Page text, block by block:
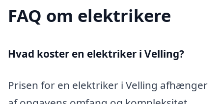
FAQ om elektrikere
Hvad koster en elektriker i Velling?
Prisen for en elektriker i Velling afhænger